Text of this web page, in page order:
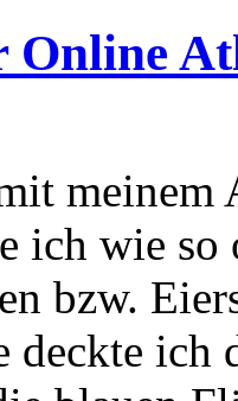
ich wie
bzw.
deckte